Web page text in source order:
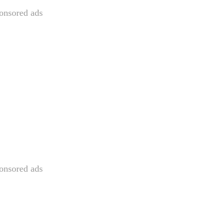
ads
ads